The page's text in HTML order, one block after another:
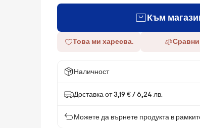
Към
Това ми харесва. Сравни
Наличност
Доставка от 3,19 € / 6,24 лв.
Можете да върнете продукта в